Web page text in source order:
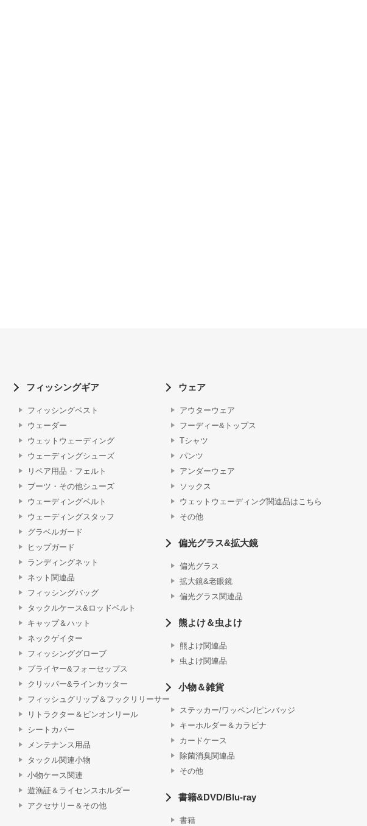
フィッシングギア
フィッシングベスト
ウェーダー
ウェットウェーディング
ウェーディングシューズ
リペア用品・フェルト
ブーツ・その他シューズ
ウェーディングベルト
ウェーディングスタッフ
グラベルガード
ヒップガード
ランディングネット
ネット関連品
フィッシングバッグ
タックルケース&ロッドベルト
キャップ＆ハット
ネックゲイター
フィッシンググローブ
プライヤー&フォーセップス
クリッパー&ラインカッター
フィッシュグリップ＆フックリリーサー
リトラクター＆ピンオンリール
シートカバー
メンテナンス用品
タックル関連小物
小物ケース関連
遊漁証＆ライセンスホルダー
アクセサリー＆その他
ウェア
アウターウェア
フーディー&トップス
Tシャツ
パンツ
アンダーウェア
ソックス
ウェットウェーディング関連品はこちら
その他
偏光グラス&拡大鏡
偏光グラス
拡大鏡&老眼鏡
偏光グラス関連品
熊よけ＆虫よけ
熊よけ関連品
虫よけ関連品
小物＆雑貨
ステッカー/ワッペン/ピンバッジ
キーホルダー＆カラビナ
カードケース
除菌消臭関連品
その他
書籍&DVD/Blu-ray
書籍